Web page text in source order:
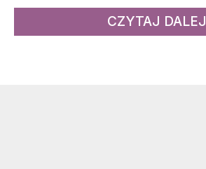
CZYTAJ DALEJ